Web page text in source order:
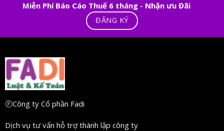
Miễn Phí Báo Cáo Thuế 6 tháng - Nhận ưu Đãi
ĐĂNG KÝ
ⒻCông ty Cổ phần Fadi
Dịch vụ tư vấn hỗ trợ thành lập công ty